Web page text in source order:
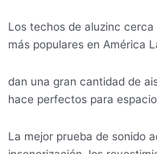
Los techos de aluzinc
más populares en América
dan una gran cantidad de
hace perfectos para
La mejor prueba de sonido